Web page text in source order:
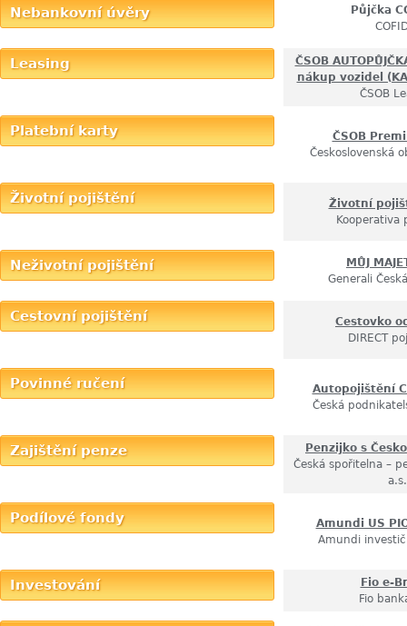
Nebankovní úvěry
Půjčka
Leasing
ČSOB
nákup vozidel
ČSOB
Platební karty
ČSOB
Československá
Životní pojištění
Životní
Kooperativa
Neživotní pojištění
MŮJ
Generali
Cestovní pojištění
Cestovko
DIRECT
Povinné ručení
Autopojištění
Česká
Zajištění penze
Penzijko s
Česká spořitelna –
a.s.
Podílové fondy
Amundi US
Amundi
Investování
Fio e-
Fio